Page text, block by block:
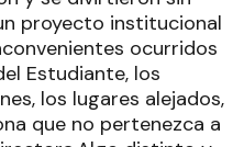
proyecto institucional
ocurridos
Estudiante, los
los lugares alejados,
que no pertenezca a